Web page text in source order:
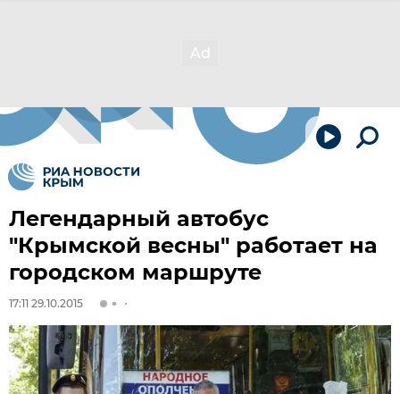
Легендарный автобус
"Крымской весны" работает на
городском маршруте
17:11 29.10.2015